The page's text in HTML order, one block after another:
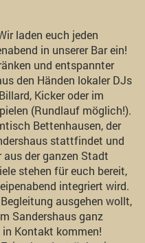
laden euch jeden
in unserer Bar ein!
und entspannter
den Händen lokaler DJs
Kicker oder im
(Rundlauf möglich!).
Bettenhausen, der
stattfindet und
aus der ganzen Stadt
stehen für euch bereit,
integriert wird.
ausgehen wollt,
Sandershaus ganz
Kontakt kommen!